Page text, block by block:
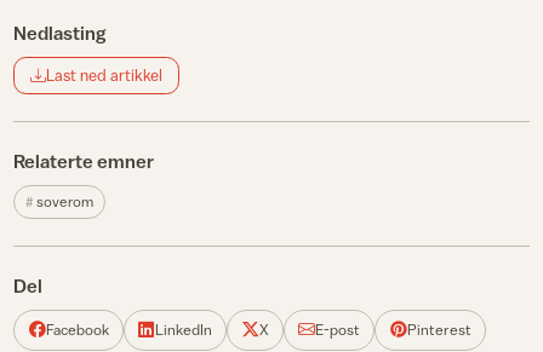
Nedlasting
Last ned artikkel
Relaterte emner
soverom
Del
Facebook LinkedIn X E-post Pinterest